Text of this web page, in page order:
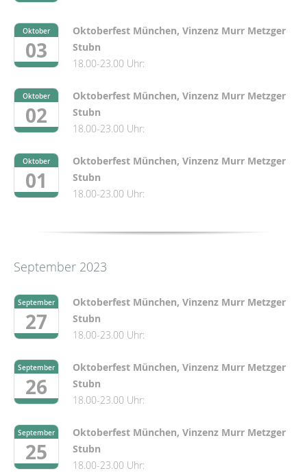
Oktober
03
Oktoberfest München, Vinzenz Murr Metzger
Stubn
18.00-23.00 Uhr:
Oktober
02
Oktoberfest München, Vinzenz Murr Metzger
Stubn
18.00-23.00 Uhr:
Oktober
01
Oktoberfest München, Vinzenz Murr Metzger
Stubn
18.00-23.00 Uhr:
September 2023
September
27
Oktoberfest München, Vinzenz Murr Metzger
Stubn
18.00-23.00 Uhr:
September
26
Oktoberfest München, Vinzenz Murr Metzger
Stubn
18.00-23.00 Uhr:
September
25
Oktoberfest München, Vinzenz Murr Metzger
Stubn
18.00-23.00 Uhr: